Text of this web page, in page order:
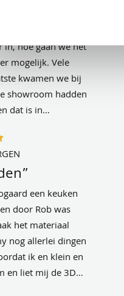
er komen. Dan
hoe gaan we het
mogelijk. Vele
kwamen we bij
showroom hadden
dat is in…
een keuken
door Rob was
het materiaal
nog allerlei dingen
ik en klein en
en liet mij de 3D…